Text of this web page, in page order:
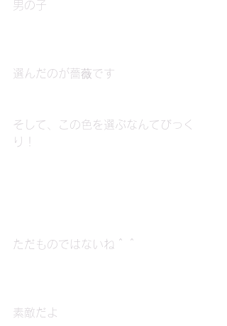
男の子
選んだのが薔薇です
そして、この色を選ぶなんてびっく
り！
ただものではないね＾＾
素敵だよ